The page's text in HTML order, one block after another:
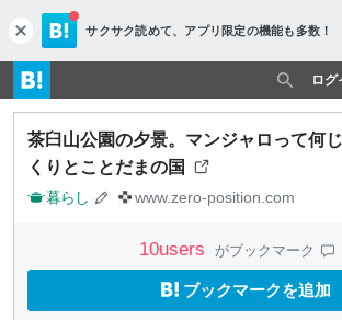
c
l
o
s
e
サクサク読めて、 アプリ限定の機能も多数！
ログ
茶臼山公園の夕景。マンジャロって何
くりとことだまの国
暮らし www.zero-position.com
10users がブックマーク
ブックマークを追加